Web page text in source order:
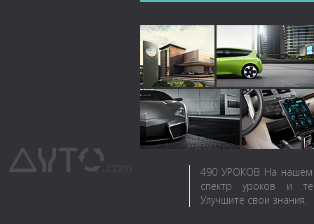
490 УРОКОВ На нашем
спектр уроков и
Улучшите свои знания.